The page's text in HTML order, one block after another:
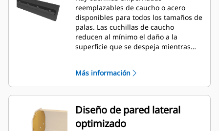
reemplazables de caucho o acero
disponibles para todos los tamaños de
palas. Las cuchillas de caucho
reducen al mínimo el daño a la
superficie que se despeja mientras
Más información
Diseño de pared lateral
optimizado